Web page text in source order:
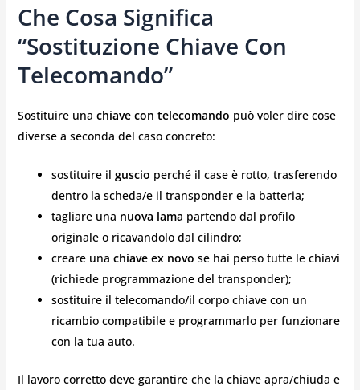
Che Cosa Significa
“sostituzione Chiave Con
Telecomando”
Sostituire una chiave con telecomando può voler dire cose
diverse a seconda del caso concreto:
sostituire il guscio perché il case è rotto, trasferendo
dentro la scheda/e il transponder e la batteria;
tagliare una nuova lama partendo dal profilo
originale o ricavandolo dal cilindro;
creare una chiave ex novo se hai perso tutte le chiavi
(richiede programmazione del transponder);
sostituire il telecomando/il corpo chiave con un
ricambio compatibile e programmarlo per funzionare
con la tua auto.
Il lavoro corretto deve garantire che la chiave apra/chiuda e